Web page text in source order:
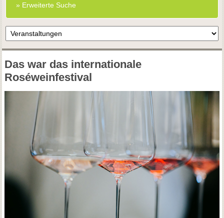
» Erweiterte Suche
Das war das internationale
Roséweinfestival